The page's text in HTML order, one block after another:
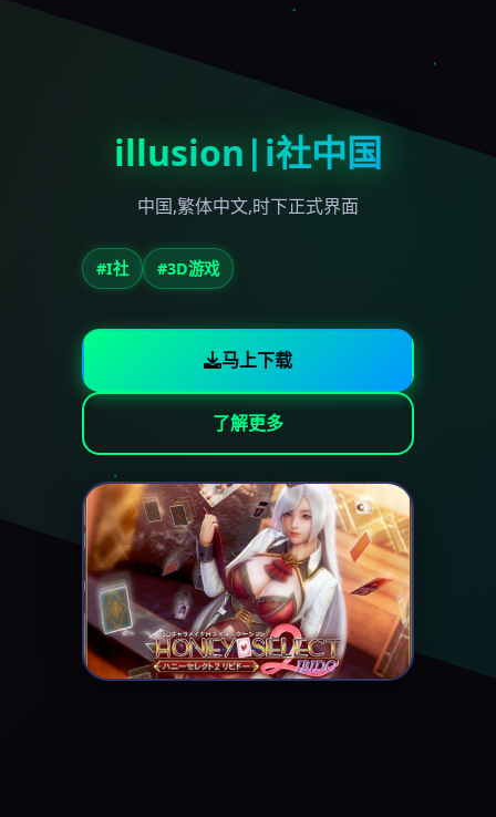
illusion|i社中国
中国,繁体中文,时下正式界面
#I社 #3D游戏
马上下载
了解更多